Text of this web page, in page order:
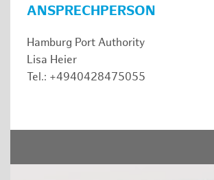
ANSPRECHPERSON
Hamburg Port Authority
Lisa Heier
Tel.: +4940428475055